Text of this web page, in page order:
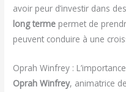
avoir peur d’investir dans
long terme permet de
peuvent conduire à une
Oprah Winfrey :
Oprah Winfrey, animatrice